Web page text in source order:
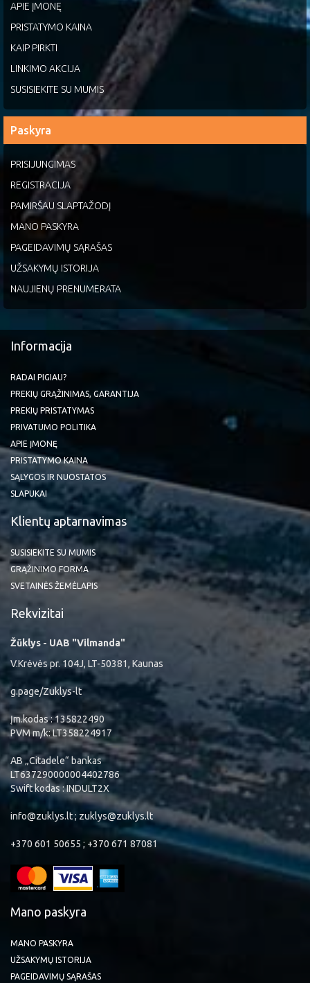
APIE ĮMONĘ
PRISTATYMO KAINA
KAIP PIRKTI
LINKIMO AKCIJA
SUSISIEKITE SU MUMIS
Paskyra
PRISIJUNGIMAS
REGISTRACIJA
PAMIRŠAU SLAPTAŽODĮ
MANO PASKYRA
PAGEIDAVIMŲ SĄRAŠAS
UŽSAKYMŲ ISTORIJA
NAUJIENŲ PRENUMERATA
Informacija
RADAI PIGIAU?
PREKIŲ GRĄŽINIMAS, GARANTIJA
PREKIŲ PRISTATYMAS
PRIVATUMO POLITIKA
APIE ĮMONĘ
PRISTATYMO KAINA
SĄLYGOS IR NUOSTATOS
SLAPUKAI
Klientų aptarnavimas
SUSISIEKITE SU MUMIS
GRĄŽINIMO FORMA
SVETAINĖS ŽEMĖLAPIS
Rekvizitai
Žūklys - UAB "Vilmanda"
V.Krėvės pr. 104J, LT-50381, Kaunas
g.page/Zuklys-lt
Įm.kodas : 135822490
PVM m/k: LT358224917
AB „Citadele“ bankas
LT637290000004402786
Swift kodas : INDULT2X
info@zuklys.lt ; zuklys@zuklys.lt
+370 601 50655 ; +370 671 87081
Mano paskyra
MANO PASKYRA
UŽSAKYMŲ ISTORIJA
PAGEIDAVIMŲ SĄRAŠAS